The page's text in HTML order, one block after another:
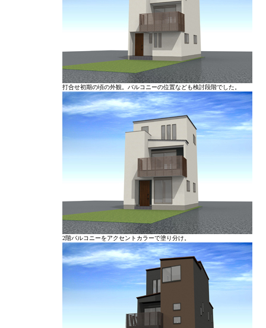
打合せ初期の頃の外観。バルコニーの位置なども検討段階でした。
2階バルコニーをアクセントカラーで塗り分け。